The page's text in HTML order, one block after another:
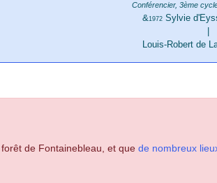
Conférencier, 3ème
&1972 Sylvie
Louis-Robert de
de Fontainebleau, et quede nombreux